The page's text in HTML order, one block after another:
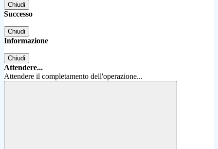
Chiudi
Successo
Chiudi
Informazione
Chiudi
Attendere...
Attendere il completamento dell'operazione...